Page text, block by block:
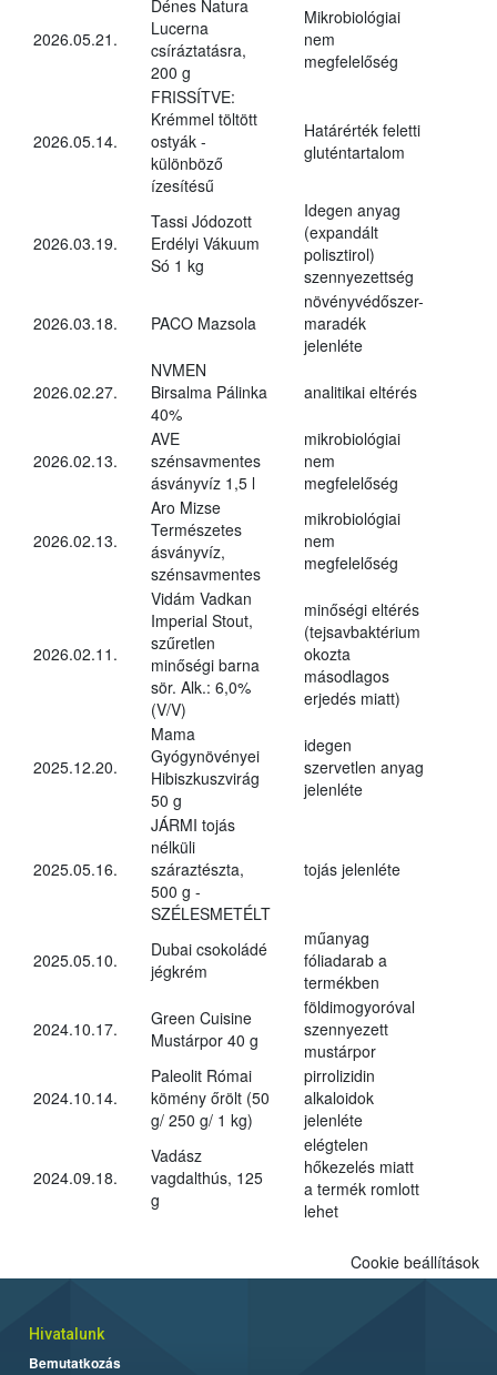
2026.05.21.
Dénes Natura
Lucerna
csíráztatásra,
200 g
Mikrobiológiai
nem
megfelelőség
2026.05.14.
FRISSÍTVE:
Krémmel töltött
ostyák -
különböző
ízesítésű
Határérték feletti
gluténtartalom
2026.03.19.
Tassi Jódozott
Erdélyi Vákuum
Só 1 kg
Idegen anyag
(expandált
polisztirol)
szennyezettség
2026.03.18. PACO Mazsola
növényvédőszer-
maradék
jelenléte
2026.02.27.
NVMEN
Birsalma Pálinka
40%
analitikai eltérés
2026.02.13.
AVE
szénsavmentes
ásványvíz 1,5 l
mikrobiológiai
nem
megfelelőség
2026.02.13.
Aro Mizse
Természetes
ásványvíz,
szénsavmentes
mikrobiológiai
nem
megfelelőség
2026.02.11.
Vidám Vadkan
Imperial Stout,
szűretlen
minőségi barna
sör. Alk.: 6,0%
(V/V)
minőségi eltérés
(tejsavbaktérium
okozta
másodlagos
erjedés miatt)
2025.12.20.
Mama
Gyógynövényei
Hibiszkuszvirág
50 g
idegen
szervetlen anyag
jelenléte
2025.05.16.
JÁRMI tojás
nélküli
száraztészta,
500 g -
SZÉLESMETÉLT
tojás jelenléte
2025.05.10.
Dubai csokoládé
jégkrém
műanyag
fóliadarab a
termékben
2024.10.17.
Green Cuisine
Mustárpor 40 g
földimogyoróval
szennyezett
mustárpor
2024.10.14.
Paleolit Római
kömény őrölt (50
g/ 250 g/ 1 kg)
pirrolizidin
alkaloidok
jelenléte
2024.09.18.
Vadász
vagdalthús, 125
g
elégtelen
hőkezelés miatt
a termék romlott
lehet
Cookie beállítások
Hivatalunk
Bemutatkozás